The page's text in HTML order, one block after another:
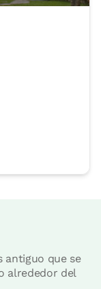
antiguo que se
alrededor del